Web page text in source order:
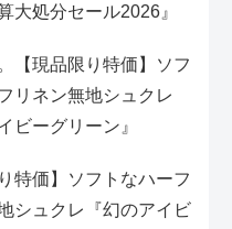
大処分セール2026』
【現品限り特価】ソフ
リネン無地シュクレ
ビーグリーン』
特価】ソフトなハーフ
シュクレ『幻のアイビ